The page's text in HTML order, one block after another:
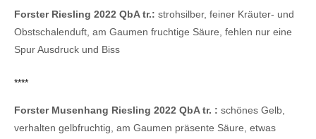
Forster Riesling 2022 QbA tr.: strohsilber, feiner Kräuter- und
Obstschalenduft, am Gaumen fruchtige Säure, fehlen nur eine
Spur Ausdruck und Biss
****
Forster Musenhang Riesling 2022 QbA tr. : schönes Gelb,
verhalten gelbfruchtig, am Gaumen präsente Säure, etwas